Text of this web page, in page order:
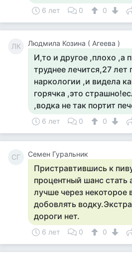
6 лет 0 0
ЛК Людмила Козина ( Агеева )
И,то и другое ,плохо ,а
труднее лечится,27 лет
наркологии ,и видела
горячка ,это
,водка не так портит
6 лет 0 0
СГ Семен Гуральник
Пристравтившись к
процентный шанс
лучше через некоторое
добовлять
дороги нет.
6 лет 0 0